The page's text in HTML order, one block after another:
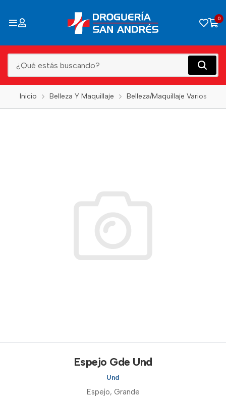
0
Inicio Belleza Y Maquillaje Belleza/Maquillaje Varios
Espejo Gde Und
Und
Espejo, Grande